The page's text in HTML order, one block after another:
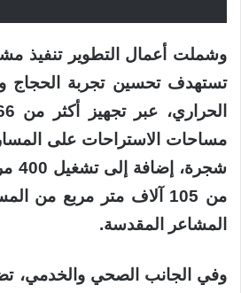
وشملت أعمال التطوير تنفيذ
تستهدف تحسين تجربة الحجاج
من 105 آلاف متر مربع من
المشاعر المقدسة.
وفي الجانب الصحي والخدمي،